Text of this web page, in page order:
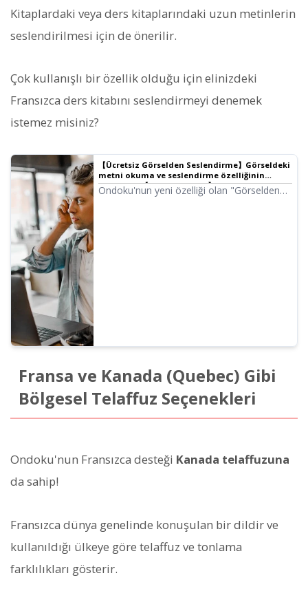
Kitaplardaki veya ders kitaplarındaki uzun metinlerin
seslendirilmesi için de önerilir.
Çok kullanışlı bir özellik olduğu için elinizdeki
Fransızca ders kitabını seslendirmeyi denemek
istemez misiniz?
【Ücretsiz Görselden Seslendirme】Görseldeki
metni okuma ve seslendirme özelliğinin
kullanımı 【Görsel Okuma】 | Metin okuma
yazılımı Ondoku
Ondoku'nun yeni özelliği olan "Görselden
Fransa ve Kanada (Quebec) Gibi
Bölgesel Telaffuz Seçenekleri
Ondoku'nun Fransızca desteği Kanada telaffuzuna
da sahip!
Fransızca dünya genelinde konuşulan bir dildir ve
kullanıldığı ülkeye göre telaffuz ve tonlama
farklılıkları gösterir.